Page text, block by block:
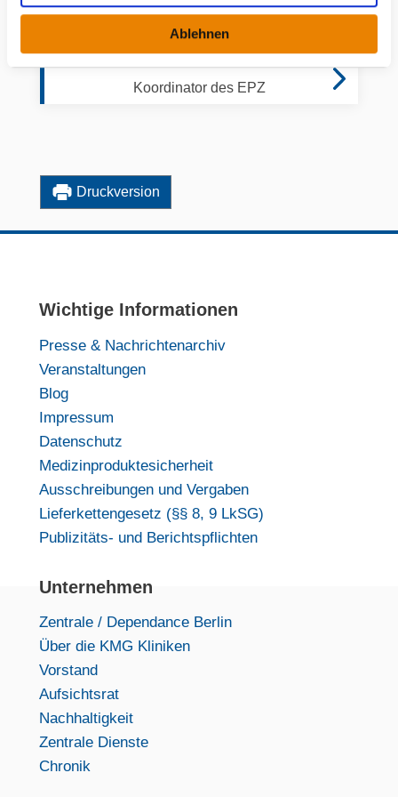
Ablehnen
Alexander Meder
Koordinator des EPZ
Druckversion
Wichtige Informationen
Presse & Nachrichtenarchiv
Veranstaltungen
Blog
Impressum
Datenschutz
Medizinproduktesicherheit
Ausschreibungen und Vergaben
Lieferkettengesetz (§§ 8, 9 LkSG)
Publizitäts- und Berichtspflichten
Unternehmen
Zentrale / Dependance Berlin
Über die KMG Kliniken
Vorstand
Aufsichtsrat
Nachhaltigkeit
Zentrale Dienste
Chronik